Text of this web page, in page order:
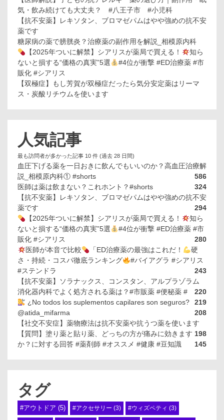
気・飲み続けても大丈夫？ #八王子市 #小児科
【抗不安薬】レキソタン、ブロマゼパムはやや強めの抗不安
薬です
糖尿病の薬で膀胱炎？治療薬の副作用を解説_相模原内科
【2025年ついに解禁】シアリスが薬局で買える！
知ら
ないと損する“価格の真実”5選
#4位が衝撃 #ED治療薬 #市
販化 #シアリス
【双極症】もし芳賀が双極症だったら気分安定薬はリーマ
ス・炭酸リチウムを使います
人気記事
最も訪問者が多かった記事 10 件 (過去 28 日間)
血圧下げる薬を一日おきに飲んでもいいのか？高血圧治療解
説_相模原内科① #shorts
586
医師は薬は飲まない？これホント？#shorts
324
【抗不安薬】レキソタン、ブロマゼパムはやや強めの抗不安
薬です
294
【2025年ついに解禁】シアリスが薬局で買える！
知ら
ないと損する“価格の真実”5選
#4位が衝撃 #ED治療薬 #市
販化 #シアリス
280
医師が本音で比較
「ED治療薬の最強はこれだ！
硬
さ・持続・コスパ徹底ランキング
#バイアグラ #シアリス
#ステンドラ
243
【抗不安薬】ソラナックス、コンスタン、アルプラゾラム
220
消化器内科でよく処方される薬は？#市販薬 #便秘薬 #
219
¿No todos los suplementos capilares son seguros?
@atida_mifarma
208
【社交不安症】薬物療法は抗不安薬や抗うつ薬を使います
198
【質問】塗り薬と貼り薬、どっちの方が痛みに効きます
か？に対する回答 #薬剤師 #オススメ #健康 #豆知識
145
タグ
#アウトドア (5) #アクセサリー (3) #ウィズペティ (3)